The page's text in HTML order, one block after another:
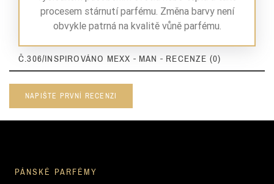
procesem stárnutí parfému. Změna barvy není
obvykle patrná na kvalitě vůně parfému.
Č.306/INSPIROVÁNO MEXX - MAN - RECENZE (0)
NAPIŠTE PRVNÍ RECENZI
PÁNSKÉ PARFÉMY